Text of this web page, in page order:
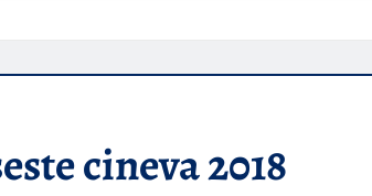
cineva 2018